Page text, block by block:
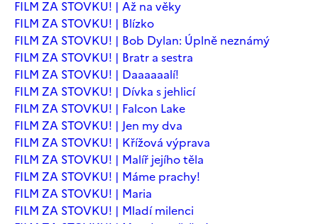
FILM ZA STOVKU! | Až na věky
FILM ZA STOVKU! | Blízko
FILM ZA STOVKU! | Bob Dylan: Úplně neznámý
FILM ZA STOVKU! | Bratr a sestra
FILM ZA STOVKU! | Daaaaaalí!
FILM ZA STOVKU! | Dívka s jehlicí
FILM ZA STOVKU! | Falcon Lake
FILM ZA STOVKU! | Jen my dva
FILM ZA STOVKU! | Křížová výprava
FILM ZA STOVKU! | Malíř jejího těla
FILM ZA STOVKU! | Máme prachy!
FILM ZA STOVKU! | Maria
FILM ZA STOVKU! | Mladí milenci